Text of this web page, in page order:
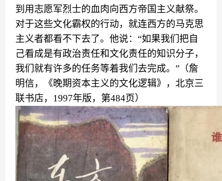
到 用志愿军烈士的血肉向西方帝国主义献祭。
对于这些文化霸权的行动，就连西方的马克思
主义者都看不下去了。他说： “如果我们把自
己看成是有政治责任和文化责任的知识分子，
我们就有许多的任务等着我们去完成。”（詹
明信，
《晚期资本主义的文化逻辑》
，北京三
联书店， 1997年版， 第484页 ）